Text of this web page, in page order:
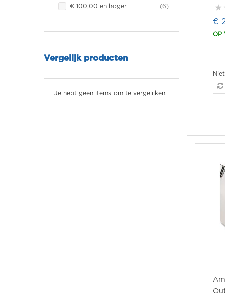
€
OP
€ 100,00 en hoger 6item
Vergelijk producten
Je hebt geen items om te vergelijken.